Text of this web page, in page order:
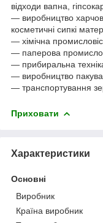
відходи вапна,
— виробництво
косметичні сипкі
— хімічна
— паперова
— прибиральна
— виробництво
— транспортування
Приховати
Характеристики
Основні
Виробник
Країна виробник